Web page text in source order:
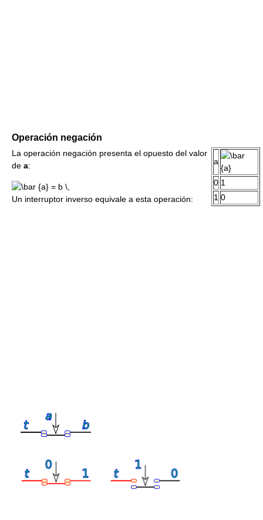
Operación negación
a
0 1
1 0
La operación negación presenta el opuesto del valor
de a:
Un interruptor inverso equivale a esta operación: